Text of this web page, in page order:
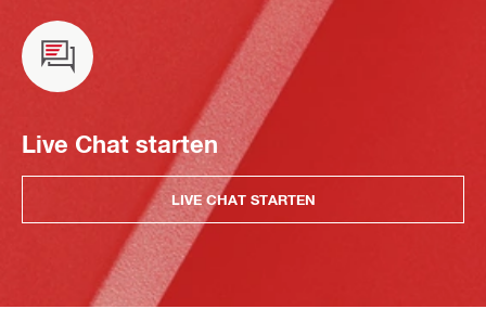
Live Chat starten
LIVE CHAT STARTEN